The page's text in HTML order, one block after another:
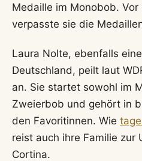
Medaille im Monobob. Vor
verpasste sie die
Laura Nolte, ebenfalls
Deutschland, peilt laut
an. Sie startet sowohl im
Zweierbob und gehört in
den Favoritinnen. Wie
reist auch ihre Familie zur
Cortina.